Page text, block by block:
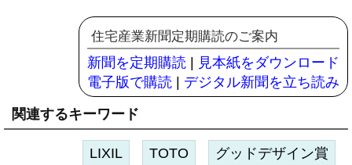
住宅産業新聞定期購読のご案内
新聞を定期購読 | 見本紙をダウンロード
電子版で購読 | デジタル新聞を立ち読み
関連するキーワード
LIXIL TOTO グッドデザイン賞